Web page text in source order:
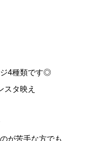
ジ4種類です◎
スタ映え
が苦手な方でも